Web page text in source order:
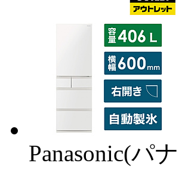
Panasonic(パ